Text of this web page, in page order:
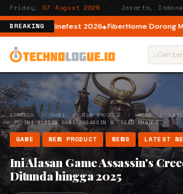
Friday, 07 August 2026 · Jakarta,
BREAKING
lewat AI Cinefest 2026 FiberHome Dorong
⌕
BERANDA / GAME /NEW PRODUCT/NEWS/
/ INI ALASAN GAME ASSASSIN'S CREED SHADOW…
GAME NEW PRODUCT NEWS LATEST
Ini Alasan Game Assassin's
Ditunda hingga 2025